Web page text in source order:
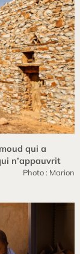
qui a
n’appauvrit
Photo : Marion